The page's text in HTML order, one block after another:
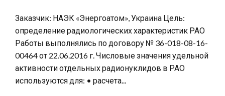
Заказчик: НАЭК «Энергоатом», Украина Цель:
определение радиологических характеристик РАО
Работы выполнялись по договору № 36-018-08-16-
00464 от 22.06.2016 г. Числовые значения удельной
активности отдельных радионуклидов в РАО
используются для: • расчета...